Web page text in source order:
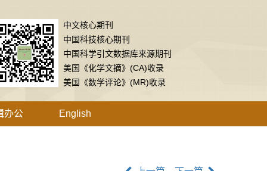
中文核心期刊
中国科技核心期刊
中国科学引文数据库来源期刊
美国《化学文摘》(CA)收录
美国《数学评论》(MR)收录
办公 English